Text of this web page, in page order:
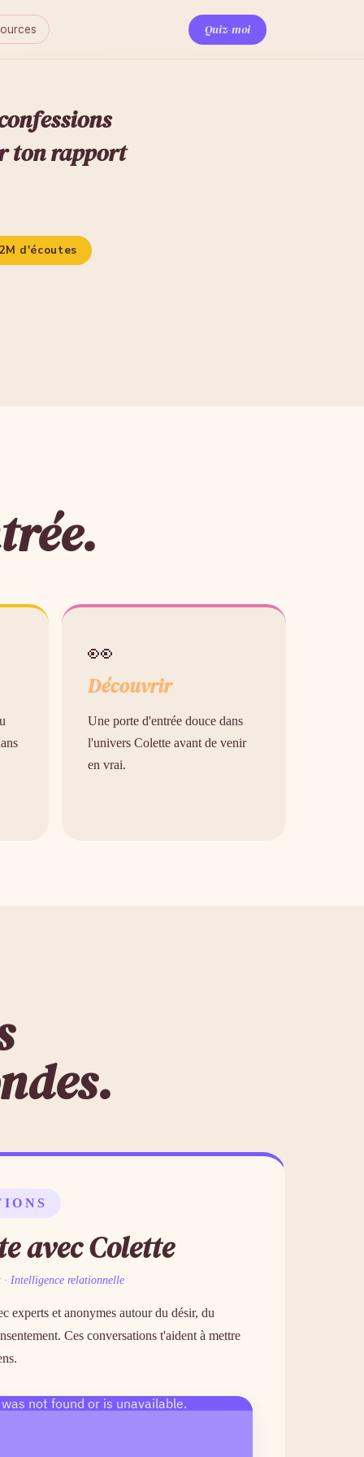
Quiz-moi
ton rapport
d'écoutes
👀
Découvrir
Une porte d'entrée douce dans
l'univers Colette avant de venir
en vrai.
avec Colette
· Intelligence relationnelle
experts et anonymes autour du désir, du
Ces conversations t'aident à mettre